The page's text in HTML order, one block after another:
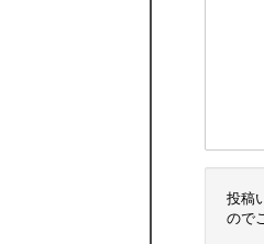
投稿
ので